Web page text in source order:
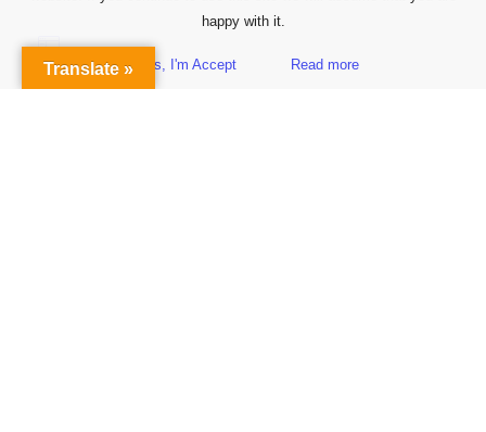
Sidebar
happy with it.
Yes, I'm Accept Read more
Translate »